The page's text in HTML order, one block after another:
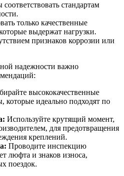
стандартам
только качественные
выдержат нагрузки.
признаков коррозии или
надежности важно
высококачественные
которые идеально подходят по
Используйте крутящий момент,
для предотвращения
креплений.
Проводите инспекцию
люфта и знаков износа,
поездок.